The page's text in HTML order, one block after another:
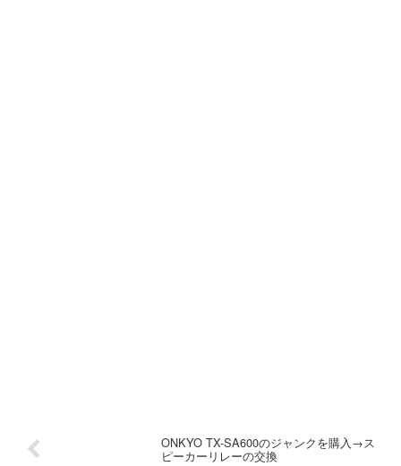
ONKYO TX-SA600のジャンクを購入→ス
ピーカーリレーの交換